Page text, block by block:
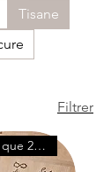
Tisane
Filtrer
Plus que 2 en stock